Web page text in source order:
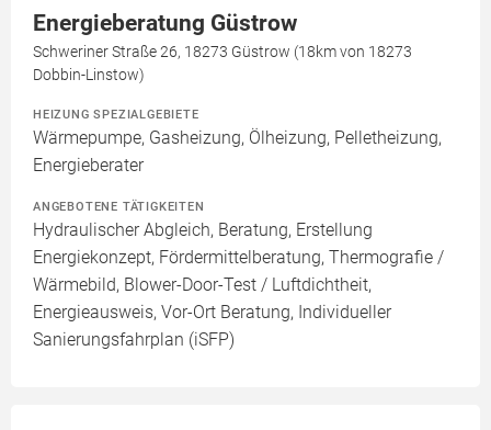
Energieberatung Güstrow
Schweriner Straße 26, 18273 Güstrow (18km von 18273
Dobbin-Linstow)
HEIZUNG SPEZIALGEBIETE
Wärmepumpe, Gasheizung, Ölheizung, Pelletheizung,
Energieberater
ANGEBOTENE TÄTIGKEITEN
Hydraulischer Abgleich, Beratung, Erstellung
Energiekonzept, Fördermittelberatung, Thermografie /
Wärmebild, Blower-Door-Test / Luftdichtheit,
Energieausweis, Vor-Ort Beratung, Individueller
Sanierungsfahrplan (iSFP)